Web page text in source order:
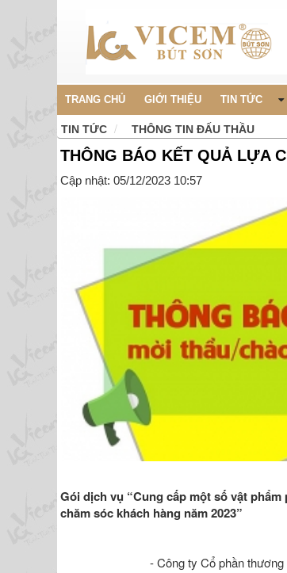
TRANG CHỦ GIỚI THIỆU TIN TỨC
TIN TỨC THÔNG TIN ĐẤU THẦU
THÔNG BÁO KẾT QUẢ LỰA
Cập nhật: 05/12/2023 10:57
Gói dịch vụ “Cung cấp một số vật
chăm sóc khách hàng năm 2023”
- Công ty Cổ phần